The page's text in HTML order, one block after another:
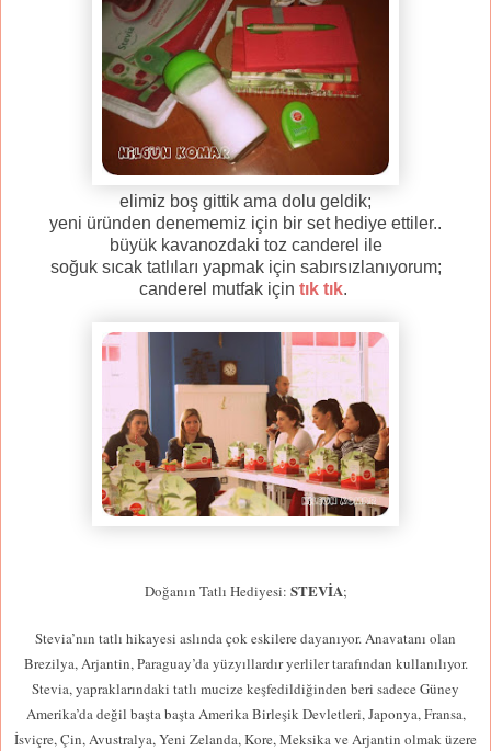
elimiz boş gittik ama dolu geldik;
yeni üründen denememiz için bir set hediye ettiler..
büyük kavanozdaki toz canderel ile
soğuk sıcak tatlıları yapmak için sabırsızlanıyorum;
canderel mutfak için tık tık.
Doğanın Tatlı Hediyesi: STEVİA;
Stevia’nın tatlı hikayesi aslında çok eskilere dayanıyor. Anavatanı olan
Brezilya, Arjantin, Paraguay’da yüzyıllardır yerliler tarafından kullanılıyor.
Stevia, yapraklarındaki tatlı mucize keşfedildiğinden beri sadece Güney
Amerika’da değil başta başta Amerika Birleşik Devletleri, Japonya, Fransa,
İsviçre, Çin, Avustralya, Yeni Zelanda, Kore, Meksika ve Arjantin olmak üzere